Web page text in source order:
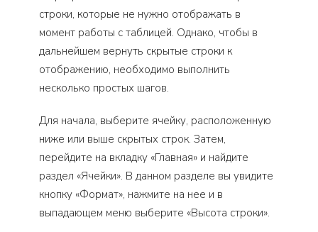
строки, которые не нужно отображать в
момент работы с таблицей. Однако, чтобы в
дальнейшем вернуть скрытые строки к
отображению, необходимо выполнить
несколько простых шагов.
Для начала, выберите ячейку, расположенную
ниже или выше скрытых строк. Затем,
перейдите на вкладку «Главная» и найдите
раздел «Ячейки». В данном разделе вы увидите
кнопку «Формат», нажмите на нее и в
выпадающем меню выберите «Высота строки».